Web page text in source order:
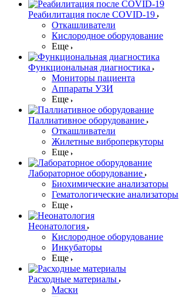
Реабилитация после COVID-19
Откашливатели
Кислородное оборудование
Еще
Функциональная диагностика
Мониторы пациента
Аппараты УЗИ
Еще
Паллиативное оборудование
Откашливатели
Жилетные виброперкуторы
Еще
Лабораторное оборудование
Биохимические анализаторы
Гематологические анализаторы
Еще
Неонатология
Кислородное оборудование
Инкубаторы
Еще
Расходные материалы
Маски